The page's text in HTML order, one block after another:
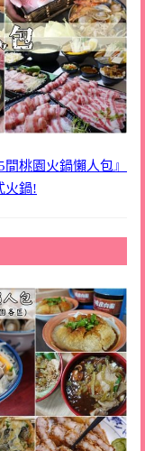
桃園火鍋懶人包』
火鍋!